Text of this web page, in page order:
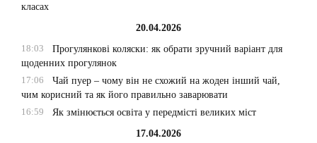
класах
20.04.2026
18:03
Прогулянкові коляски: як обрати зручний варіант для
щоденних прогулянок
17:06
Чай пуер – чому він не схожий на жоден інший чай,
чим корисний та як його правильно заварювати
16:59
Як змінюється освіта у передмісті великих міст
17.04.2026